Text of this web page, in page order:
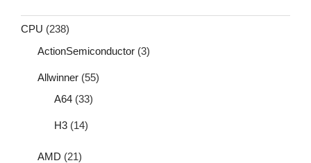
CPU (238)
ActionSemiconductor (3)
Allwinner (55)
A64 (33)
H3 (14)
AMD (21)